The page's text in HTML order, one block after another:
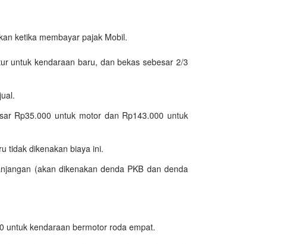
ketika membayar pajak Mobil.
untuk kendaraan baru, dan bekas sebesar 2/3
Rp35.000 untuk motor dan Rp143.000 untuk
tidak dikenakan biaya ini.
(akan dikenakan denda PKB dan denda
untuk kendaraan bermotor roda empat.